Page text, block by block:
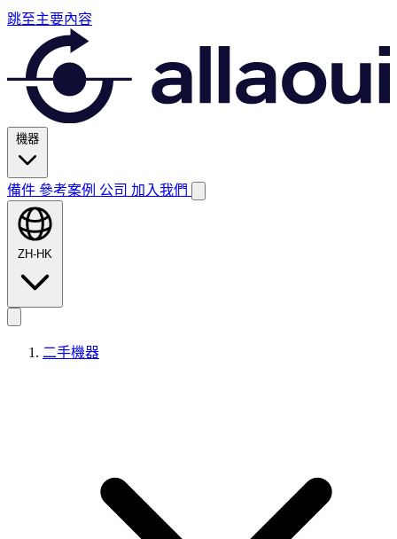
跳至主要內容
機器
備件 參考案例 公司 加入我們
ZH-HK
二手機器